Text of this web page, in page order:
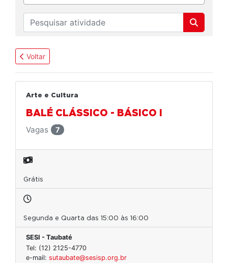
Voltar
Arte e Cultura
BALÉ CLÁSSICO - BÁSICO I
Vagas
7
Grátis
Segunda e Quarta das 15:00 às 16:00
SESI - Taubaté
Tel: (12) 2125-4770
e-mail: sutaubate@sesisp.org.br